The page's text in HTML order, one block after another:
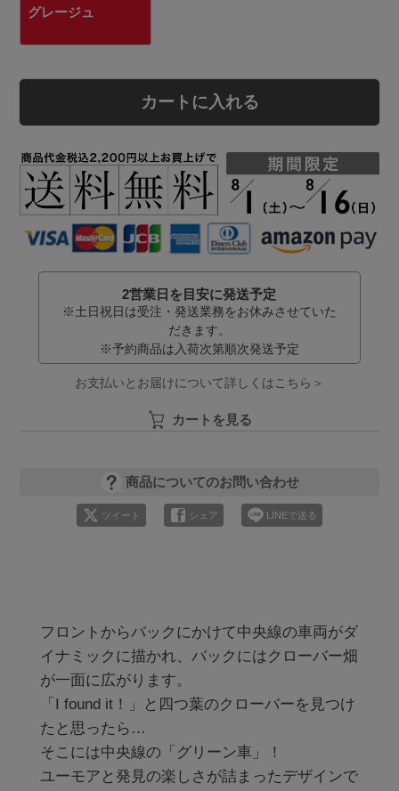
グレージュ
カートに入れる
2営業日を目安に発送予定
※土日祝日は受注・発送業務をお休みさせていた
だきます。
※予約商品は入荷次第順次発送予定
お支払いとお届けについて詳しくはこちら＞
カートを見る
商品についてのお問い合わせ
ツイート シェア LINEで送る
フロントからバックにかけて中央線の車両がダ
イナミックに描かれ、バックにはクローバー畑
が一面に広がります。
「I found it！」と四つ葉のクローバーを見つけ
たと思ったら…
そこには中央線の「グリーン車」！
ユーモアと発見の楽しさが詰まったデザインで